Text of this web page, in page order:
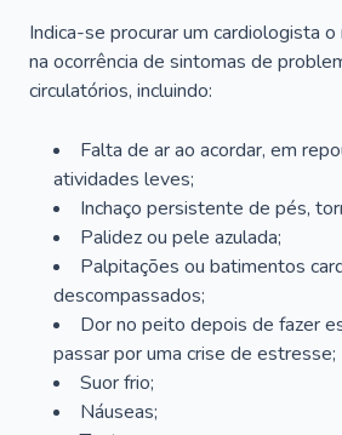
Indica-se procurar um cardiologista
na ocorrência de sintomas de
circulatórios, incluindo:
Falta de ar ao acordar, em
atividades leves;
Inchaço persistente de pés,
Palidez ou pele azulada;
Palpitações ou batimentos
descompassados;
Dor no peito depois de fazer
passar por uma crise de estresse;
Suor frio;
Náuseas;